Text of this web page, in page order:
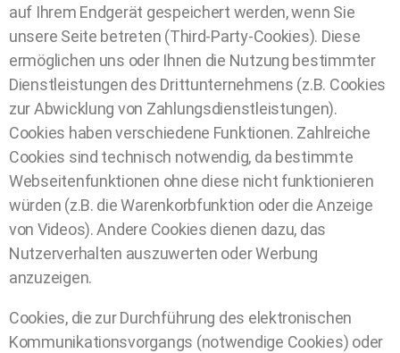
auf Ihrem Endgerät gespeichert werden, wenn Sie
unsere Seite betreten (Third-Party-Cookies). Diese
ermöglichen uns oder Ihnen die Nutzung bestimmter
Dienstleistungen des Drittunternehmens (z.B. Cookies
zur Abwicklung von Zahlungsdienstleistungen).
Cookies haben verschiedene Funktionen. Zahlreiche
Cookies sind technisch notwendig, da bestimmte
Webseitenfunktionen ohne diese nicht funktionieren
würden (z.B. die Warenkorbfunktion oder die Anzeige
von Videos). Andere Cookies dienen dazu, das
Nutzerverhalten auszuwerten oder Werbung
anzuzeigen.
Cookies, die zur Durchführung des elektronischen
Kommunikationsvorgangs (notwendige Cookies) oder